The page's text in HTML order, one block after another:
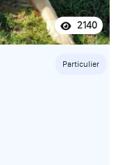
2140
Particulier